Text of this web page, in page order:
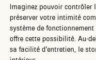
Imaginez pouvoir contrôler
préserver votre intimité
système de
offre cette possibilité. Au-
sa facilité d’entretien, le